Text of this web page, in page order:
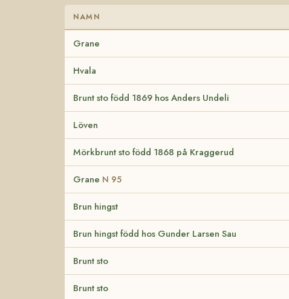
NAMN
Grane
Hvala
Brunt sto född 1869 hos Anders Undeli
Löven
Mörkbrunt sto född 1868 på Kraggerud
Grane N 95
Brun hingst
Brun hingst född hos Gunder Larsen Sau
Brunt sto
Brunt sto